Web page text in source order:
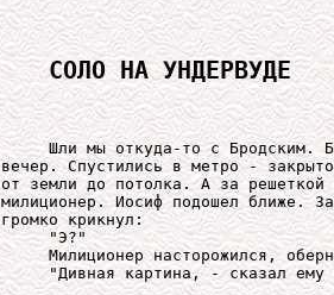
СОЛО НА УНДЕРВУДЕ
Шли мы откуда-то с Бродским.
вечер. Спустились в метро -
от земли до потолка. А за решеткой
милиционер. Иосиф подошел ближе.
громко крикнул:
     "Э?"
Милиционер насторожился,
"Дивная картина, - сказал